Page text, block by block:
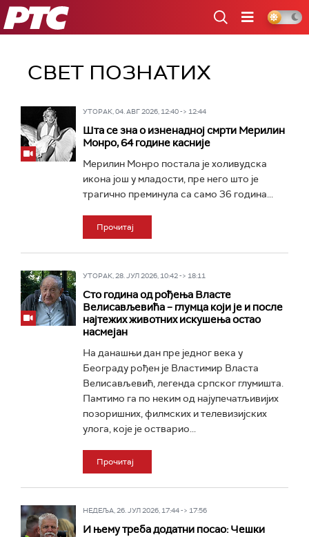
РТС
СВЕТ ПОЗНАТИХ
УТОРАК, 04. АВГ 2026, 12:40 -> 12:44
Шта се зна о изненадној смрти Мерилин
Монро, 64 године касније
Мерилин Монро постала је холивудска
икона још у младости, пре него што је
трагично преминула са само 36 година...
Прочитај
УТОРАК, 28. ЈУЛ 2026, 10:42 -> 18:11
Сто година од рођења Власте
Велисављевића – глумца који је и после
најтежих животних искушења остао
насмејан
На данашњи дан пре једног века у
Београду рођен је Властимир Власта
Велисављевић, легенда српског глумишта.
Памтимо га по неким од најупечатљивијих
позоришних, филмских и телевизијских
улога, које је остварио...
Прочитај
НЕДЕЉА, 26. ЈУЛ 2026, 17:44 -> 17:56
И њему треба додатни посао: Чешки